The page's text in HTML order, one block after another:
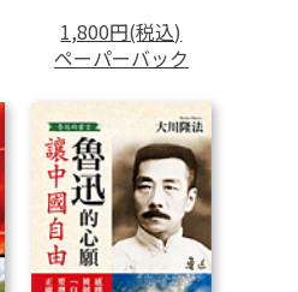
1,800円(税込)
ペーパーバック